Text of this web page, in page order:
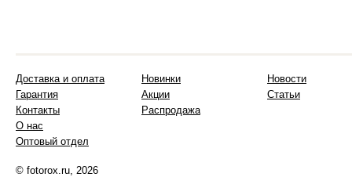
Доставка и оплата
Гарантия
Контакты
О нас
Оптовый отдел
Новинки
Акции
Распродажа
Новости
Статьи
© fotorox.ru, 2026